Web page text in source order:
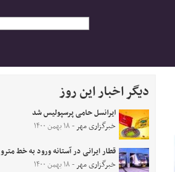
دیگر اخبار این روز
ایرانسل حامی پرسپولیس شد
خبرگزاری مهر- ۱۸ بهمن ۱۴۰۰
قطار ایرانی در آستانه ورود به خط مترو
خبرگزاری مهر- ۱۸ بهمن ۱۴۰۰